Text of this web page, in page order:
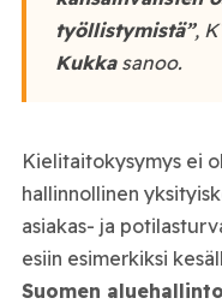
työllistymistä”,
Kukkasanoo.
Kielitaitokysymys ei
hallinnollinen
asiakas- ja
esiin esimerkiksi
Suomen